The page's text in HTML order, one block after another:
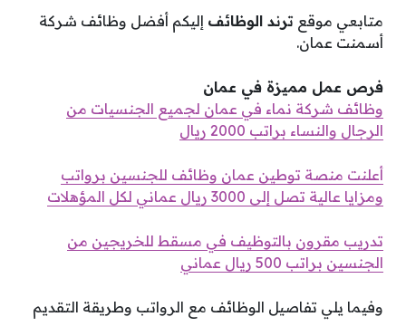
متابعي موقع ترند الوظائف إليكم أفضل وظائف شركة
أسمنت عمان.
فرص عمل مميزة في عمان
وظائف شركة نماء في عمان لجميع الجنسيات من
الرجال والنساء براتب 2000 ريال
أعلنت منصة توطين عمان وظائف للجنسين برواتب
ومزايا عالية تصل إلى 3000 ريال عماني لكل المؤهلات
تدريب مقرون بالتوظيف في مسقط للخريجين من
الجنسين براتب 500 ريال عماني
وفيما يلي تفاصيل الوظائف مع الرواتب وطريقة التقديم